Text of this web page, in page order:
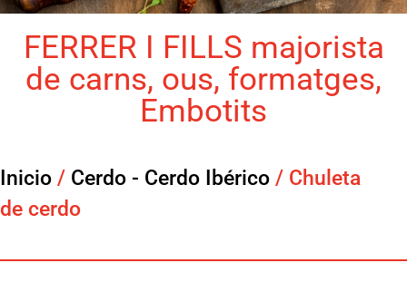
FERRER I FILLS majorista
de carns, ous, formatges,
Embotits
Inicio / Cerdo - Cerdo Ibérico / Chuleta
de cerdo